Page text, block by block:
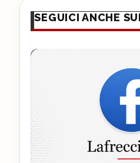
SEGUICI ANCHE